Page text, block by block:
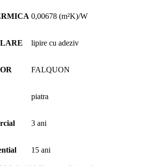
0,00678 (m²K)/W
lipire cu adeziv
FALQUON
piatra
3 ani
15 ani